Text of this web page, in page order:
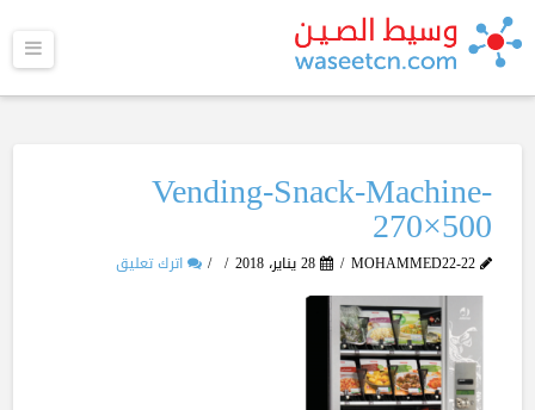
Vending-Snack-Machine-
270×500
MOHAMMED22-22 28 يناير، 2018 اترك تعليق